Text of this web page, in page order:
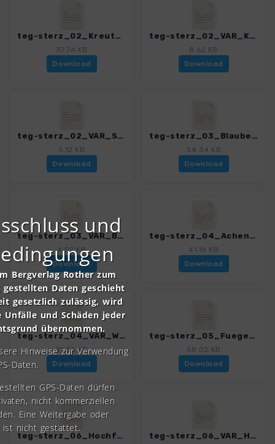
teg-sterz_02_Kreuth - Blaubergalm.gpx
37.74 KB
Download
teg-sterz_02_VAR_Koenigsalm.gpx
8.62 KB
Download
teg-sterz_02_VAR_Schildenstein.gpx
5.12 KB
Download
teg-sterz_03_Blaubergalm - Achenkirch-Nord.gpx
34.34 KB
Download
teg-sterz_03_VAR_Blaubergalm - Achenkirch-Nord.gpx
4.02 KB
Download
teg-sterz_04_Achenkirch - Pertisau.gpx
41.16 KB
Download
teg-sterz_04_VAR_Weissenbachsattel.gpx
31.35 KB
Download
teg-sterz_05_Fuegen - Hochfuegen.gpx
58.02 KB
Download
teg-sterz_06_Hochfuegen - Mayrhofen.gpx teg-sterz_06_VAR_Hochfuegen - Mayrhofen.gpx
und
Bergverlag Rother zum
Daten geschieht
gesetzlich zulässig, wird
und Schäden jeder
übernommen.
Hinweise zur Verwendung
Daten.
GPS-Daten dürfen
nicht kommerziellen
Eine Weitergabe oder
ist nicht gestattet.